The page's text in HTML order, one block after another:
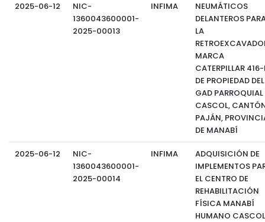
2025-06-12
NIC-
1360043600001-
2025-00013
INFIMA
NEUMÁTICOS
DELANTEROS
LA
MARCA
CATERPILLAR 416-
DE PROPIEDAD DEL
GAD PARROQUIAL
CASCOL,
PAJÁN,
DE MANABÍ
2025-06-12
NIC-
1360043600001-
2025-00014
INFIMA
ADQUISICIÓN DE
IMPLEMENTOS
EL CENTRO DE
REHABILITACIÓN
FÍSICA MANABÍ
HUMANO CASCOL